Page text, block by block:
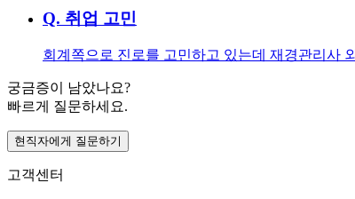
Q. 취업 고민
회계쪽으로 진로를 고민하고 있는데 재경관리사
궁금증이 남았나요?
빠르게 질문하세요.
현직자에게 질문하기
고객센터